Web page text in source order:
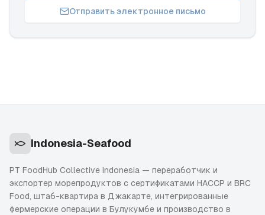
Отправить электронное письмо
Indonesia-Seafood
PT FoodHub Collective Indonesia — переработчик и
экспортер морепродуктов с сертификатами HACCP и BRC
Food, штаб-квартира в Джакарте, интегрированные
фермерские операции в Булукумбе и производство в